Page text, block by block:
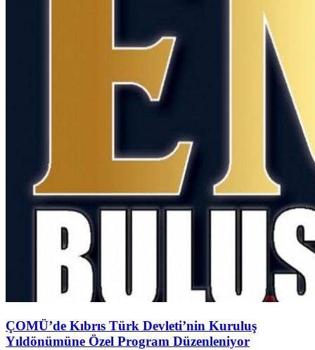
ÇOMÜ’de Kıbrıs Türk Devleti’nin Kuruluş
Yıldönümüne Özel Program Düzenleniyor